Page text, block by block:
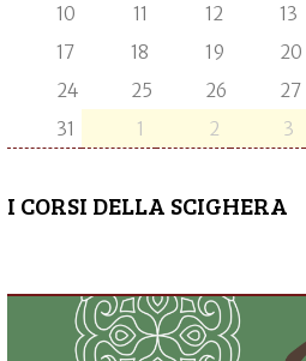
10
11 12 13
17
18 19 20
24
25 26 27
31
1 2 3
I CORSI DELLA SCIGHERA